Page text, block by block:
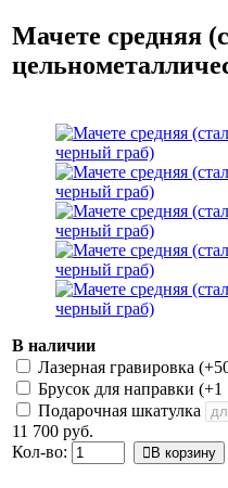
Мачете средняя
В наличии
Лазерная гравировка (+
Брусок для направки (+1
Подарочная шкатулка
11 700 руб.
Кол-во:
В корзину